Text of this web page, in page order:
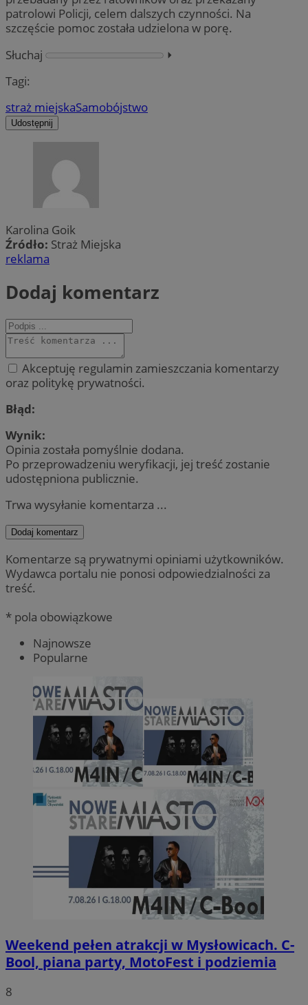
patrolowi Policji, celem dalszych czynności. Na
szczęście pomoc została udzielona w porę.
Słuchaj
⏵︎
Tagi:
straż miejskaSamobójstwo
Udostępnij
Karolina Goik
Źródło: Straż Miejska
reklama
Dodaj komentarz
Akceptuję regulamin zamieszczania komentarzy
oraz politykę prywatności.
Błąd:
Wynik:
Opinia została pomyślnie dodana.
Po przeprowadzeniu weryfikacji, jej treść zostanie
udostępniona publicznie.
Trwa wysyłanie komentarza ...
Dodaj komentarz
Komentarze są prywatnymi opiniami użytkowników.
Wydawca portalu nie ponosi odpowiedzialności za
treść.
* pola obowiązkowe
Najnowsze
Popularne
Weekend pełen atrakcji w Mysłowicach. C-
Bool, piana party, MotoFest i podziemia
8